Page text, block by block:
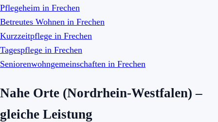
Pflegeheim in Frechen
Betreutes Wohnen in Frechen
Kurzzeitpflege in Frechen
Tagespflege in Frechen
Seniorenwohngemeinschaften in Frechen
Nahe Orte (Nordrhein-Westfalen) –
gleiche Leistung